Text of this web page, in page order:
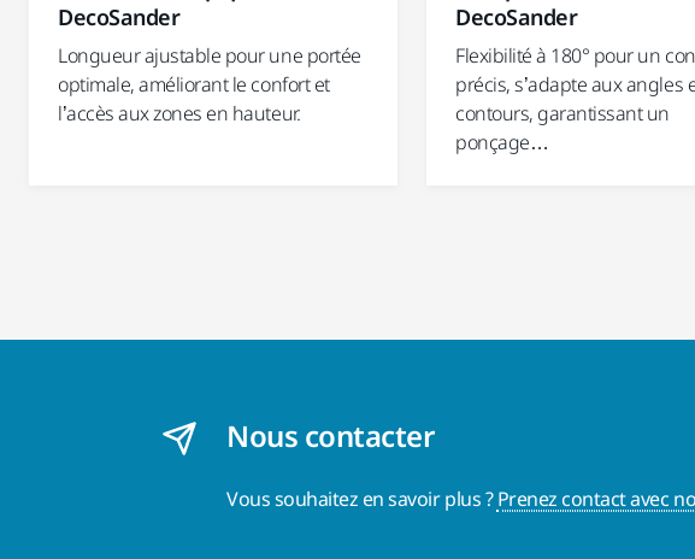
DecoSander
Longueur ajustable pour une portée
optimale, améliorant le confort et
l’accès aux zones en hauteur.
DecoSander
Flexibilité à 180° pour un
précis, s’adapte aux angles
contours, garantissant un
ponçage…
Nous contacter
Vous souhaitez en savoir plus ?Prenez contact avec